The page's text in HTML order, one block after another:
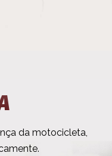
da motocicleta,